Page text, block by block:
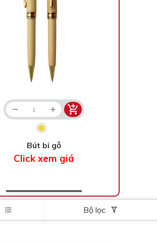
Bút bi gỗ
Click xem giá
Bộ lọc